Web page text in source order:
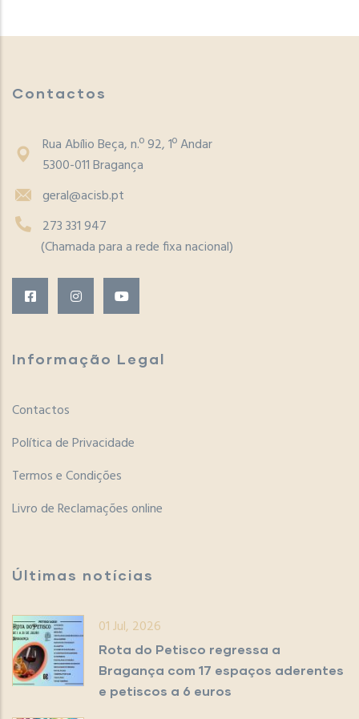
Contactos
Rua Abílio Beça, n.º 92, 1º Andar
5300-011 Bragança
geral@acisb.pt
273 331 947
(Chamada para a rede fixa nacional)
Informação Legal
Contactos
Política de Privacidade
Termos e Condições
Livro de Reclamações online
Últimas notícias
01 Jul, 2026
Rota do Petisco regressa a
Bragança com 17 espaços aderentes
e petiscos a 6 euros